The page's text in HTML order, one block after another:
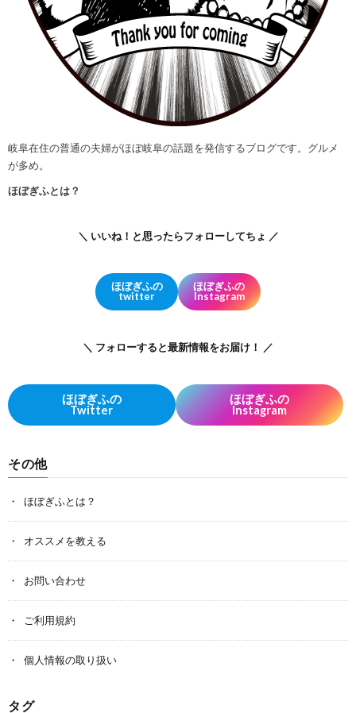
岐阜在住の普通の夫婦がほぼ岐阜の話題を発信するブログです。グルメ
が多め。
ほぼぎふとは？
＼ いいね！と思ったらフォローしてちょ ／
ほぼぎふの
twitter
ほぼぎふの
Instagram
＼ フォローすると最新情報をお届け！ ／
ほぼぎふの
Twitter
ほぼぎふの
Instagram
その他
ほぼぎふとは？
オススメを教える
お問い合わせ
ご利用規約
個人情報の取り扱い
タグ